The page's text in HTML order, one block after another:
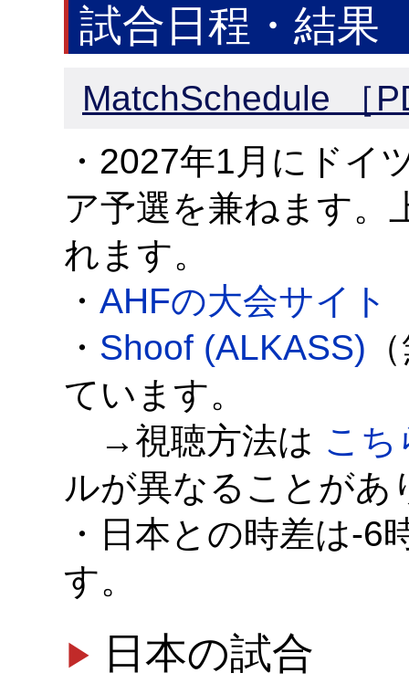
試合日程・結果
MatchSchedule ［
・2027年1月にドイ
ア予選を兼ねます。
れます。
・ AHFの大会サイト
・ Shoof (ALKASS)
ています。
→視聴方法は こち
ルが異なることがあ
・日本との時差は-6
す。
日本の試合